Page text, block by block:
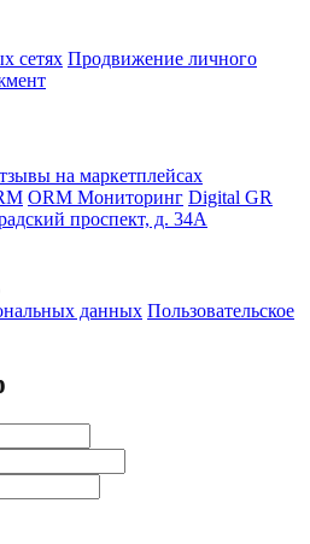
сетях Продвижение личного
на маркетплейсах
ORM Мониторинг Digital GR
проспект, д. 34А
данных Пользовательское